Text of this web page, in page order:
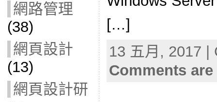
網路管理
(38)
網頁設計
(13)
網頁設計研
[…]
13 五月, 2017
Comments